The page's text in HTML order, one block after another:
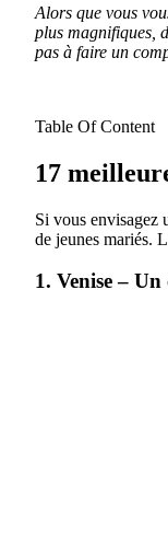
Alors que vous
plus magnifiques,
pas à faire un
Table Of Content
17
Si vous envisagez
de jeunes mariés.
1. Venise –